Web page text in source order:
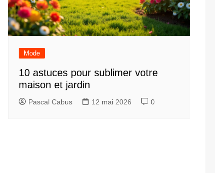
Mode
10 astuces pour sublimer votre
maison et jardin
Pascal Cabus 12 mai 2026 0